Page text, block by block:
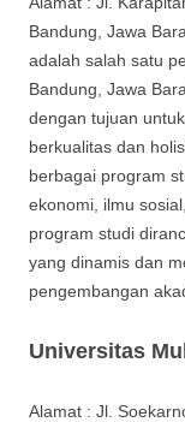
Bandung, Jawa
adalah salah satu
Bandung, Jawa
dengan tujuan
berkualitas dan
berbagai program
ekonomi, ilmu
program studi
yang dinamis dan
pengembangan
Universitas
Alamat : Jl.